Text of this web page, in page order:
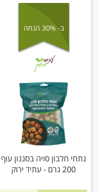
ב- 30% הנחה
נתחי חלבון סויה בסגנון עוף
200 גרם - עתיד ירוק